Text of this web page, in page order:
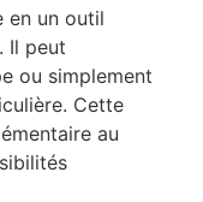
en un outil
Il peut
ou simplement
Cette
au